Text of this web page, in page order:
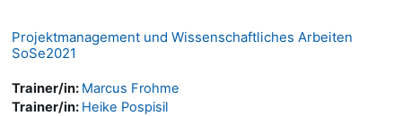
Projektmanagement und Wissenschaftliches Arbeiten
SoSe2021
Trainer/in: Marcus Frohme
Trainer/in: Heike Pospisil